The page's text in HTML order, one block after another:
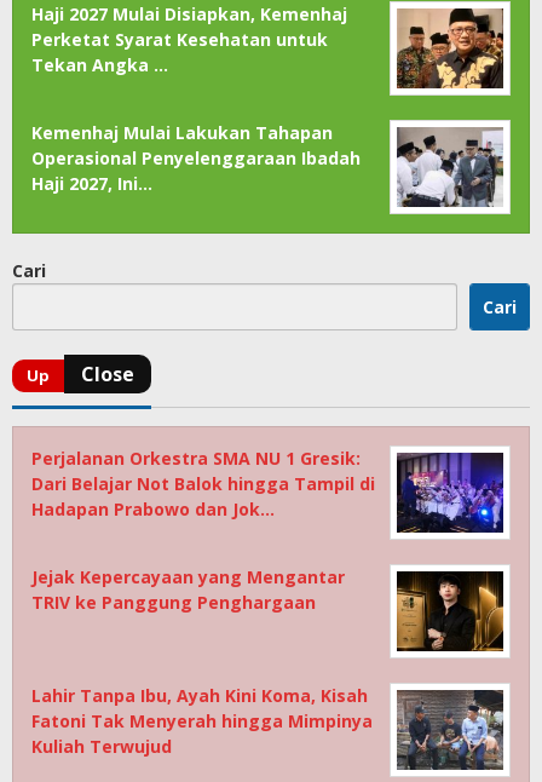
Haji 2027 Mulai Disiapkan, Kemenhaj
Perketat Syarat Kesehatan untuk
Tekan Angka …
Kemenhaj Mulai Lakukan Tahapan
Operasional Penyelenggaraan Ibadah
Haji 2027, Ini…
Cari
Cari
Perjalanan Orkestra SMA NU 1 Gresik:
Dari Belajar Not Balok hingga Tampil di
Hadapan Prabowo dan Jok…
Jejak Kepercayaan yang Mengantar
TRIV ke Panggung Penghargaan
Lahir Tanpa Ibu, Ayah Kini Koma, Kisah
Fatoni Tak Menyerah hingga Mimpinya
Kuliah Terwujud